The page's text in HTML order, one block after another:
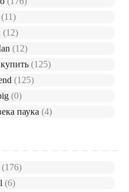
(11)
(12)
(12)
купить(125)
(125)
(0)
паука (4)
(176)
(6)